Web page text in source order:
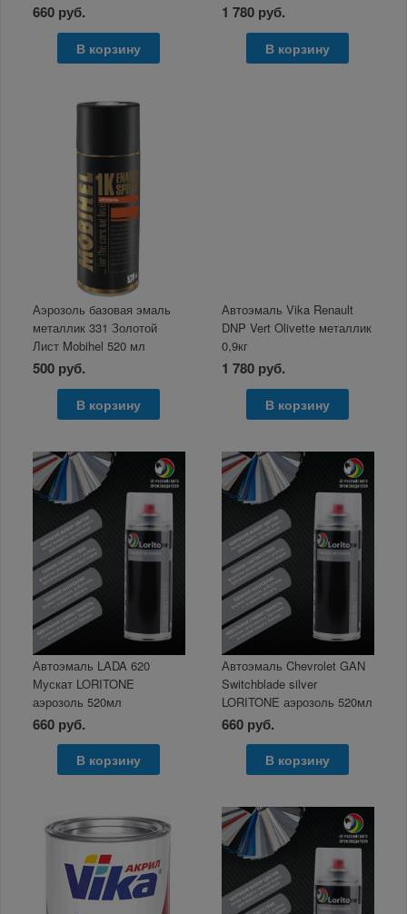
660 руб.
В корзину
1 780 руб.
В корзину
Аэрозоль базовая эмаль
металлик 331 Золотой
Лист Mobihel 520 мл
500 руб.
В корзину
Автоэмаль Vika Renault
DNP Vert Olivette металлик
0,9кг
1 780 руб.
В корзину
Автоэмаль LADA 620
Мускат LORITONE
аэрозоль 520мл
660 руб.
В корзину
Автоэмаль Chevrolet GAN
Switchblade silver
LORITONE аэрозоль 520мл
660 руб.
В корзину